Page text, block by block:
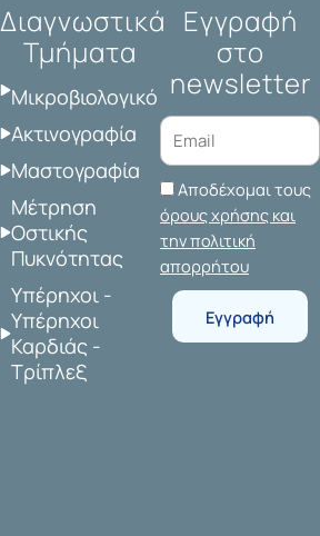
Διαγνωστικά
Τμήματα
Μικροβιολογικό
Ακτινογραφία
Μαστογραφία
Μέτρηση
Οστικής
Πυκνότητας
Υπέρηχοι -
Υπέρηχοι
Καρδιάς -
Τρίπλεξ
Εγγραφή
στο
newsletter
Αποδέχομαι τους
όρους χρήσης και
την πολιτική
απορρήτου
Εγγραφή